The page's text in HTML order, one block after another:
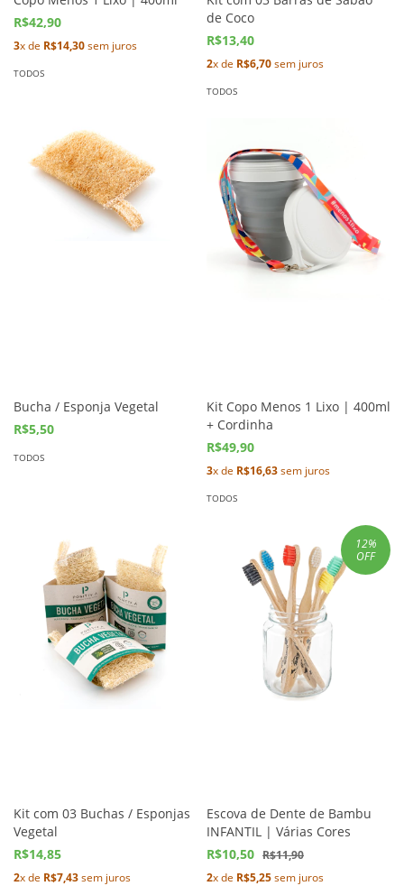
R$42,90
3x de R$14,30sem juros
TODOS
de Coco
R$13,40
2x de R$6,70sem juros
TODOS
Bucha / Esponja Vegetal
R$5,50
TODOS
Kit Copo Menos 1 Lixo | 400ml
+ Cordinha
R$49,90
3x de R$16,63sem juros
TODOS
Kit com 03 Buchas / Esponjas
Vegetal
R$14,85
2x de R$7,43sem juros
12%
OFF
Escova de Dente de Bambu
INFANTIL | Várias Cores
R$10,50 R$11,90
2x de R$5,25sem juros